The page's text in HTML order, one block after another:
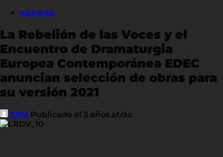
NOTICIAS
La Rebelión de las Voces y el
Encuentro de Dramaturgia
Europea Contemporánea EDEC
anuncian selección de obras para
su versión 2021
TRM Publicado el 5 años atrás